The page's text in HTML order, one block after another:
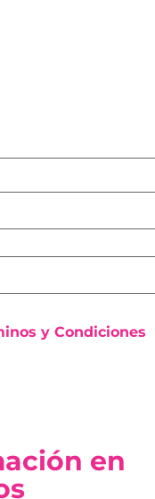
y Condiciones
en